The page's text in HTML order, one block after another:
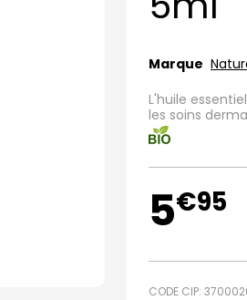
Marque
L'huile
les soins
5€95
CODE CIP: